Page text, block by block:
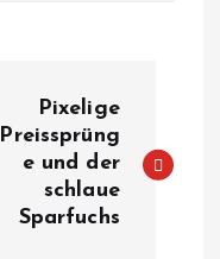
Pixelige
Preissprüng
e und der
schlaue
Sparfuchs